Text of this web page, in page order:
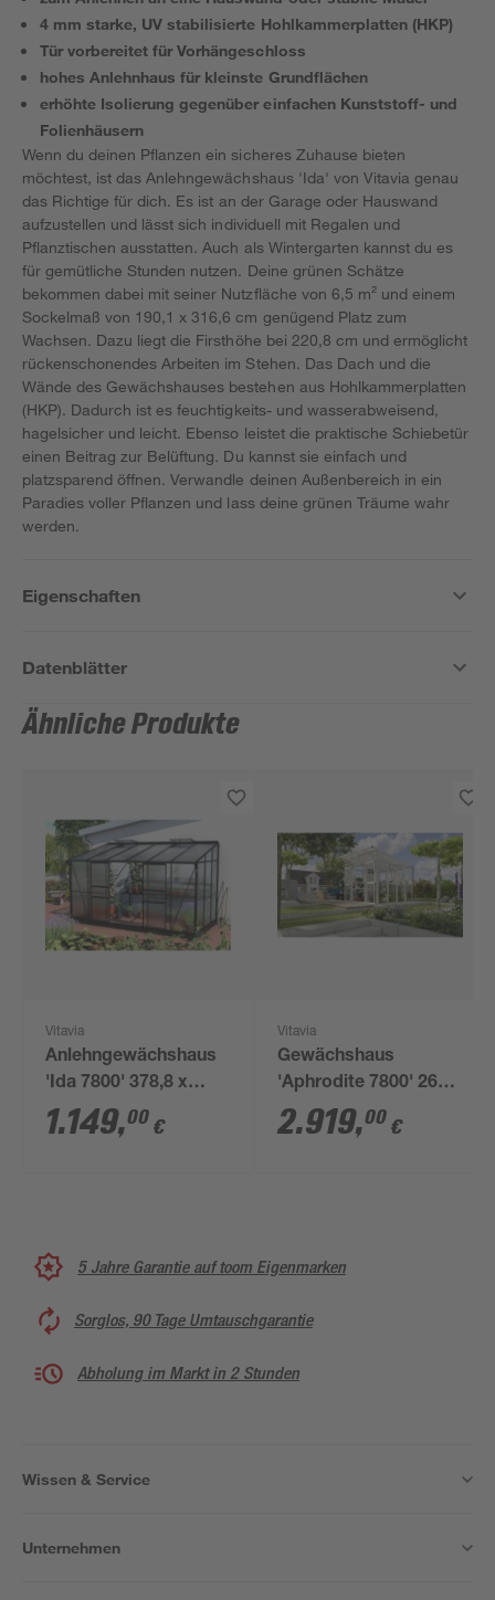
4 mm starke, UV stabilisierte Hohlkammerplatten (HKP)
Tür vorbereitet für Vorhängeschloss
hohes Anlehnhaus für kleinste Grundflächen
erhöhte Isolierung gegenüber einfachen Kunststoff- und
Folienhäusern
Wenn du deinen Pflanzen ein sicheres Zuhause bieten
möchtest, ist das Anlehngewächshaus 'Ida' von Vitavia genau
das Richtige für dich. Es ist an der Garage oder Hauswand
aufzustellen und lässt sich individuell mit Regalen und
Pflanztischen ausstatten. Auch als Wintergarten kannst du es
für gemütliche Stunden nutzen. Deine grünen Schätze
bekommen dabei mit seiner Nutzfläche von 6,5 m² und einem
Sockelmaß von 190,1 x 316,6 cm genügend Platz zum
Wachsen. Dazu liegt die Firsthöhe bei 220,8 cm und ermöglicht
rückenschonendes Arbeiten im Stehen. Das Dach und die
Wände des Gewächshauses bestehen aus Hohlkammerplatten
(HKP). Dadurch ist es feuchtigkeits- und wasserabweisend,
hagelsicher und leicht. Ebenso leistet die praktische Schiebetür
einen Beitrag zur Belüftung. Du kannst sie einfach und
platzsparend öffnen. Verwandle deinen Außenbereich in ein
Paradies voller Pflanzen und lass deine grünen Träume wahr
werden.
Eigenschaften
Datenblätter
Ähnliche Produkte
Vitavia
Anlehngewächshaus
'Ida 7800' 378,8 x
190,1 cm mit 4 mm
Hohlkammerplatten
1.149,00 €
Vitavia
Gewächshaus
'Aphrodite 7800' 269,9
x 275,4 cm mit 3 mm
Sicherheitsglas/10
2.919,00 €
5 Jahre Garantie auf toom Eigenmarken
Sorglos, 90 Tage Umtauschgarantie
Abholung im Markt in 2 Stunden
Wissen & Service
Unternehmen